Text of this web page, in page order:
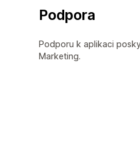
Podpora
Podporu k aplikaci
Marketing.